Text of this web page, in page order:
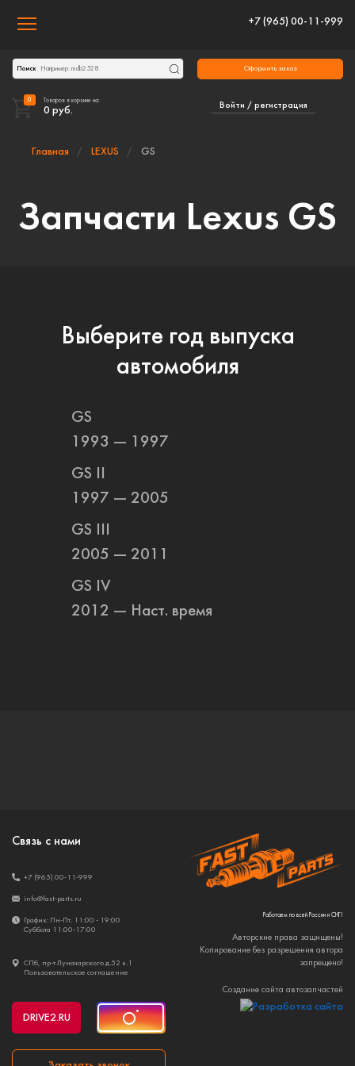
Toggle navigation
+7 (965) 00-11-999
Поиск
Войти / регистрация
0 Товаров в корзине на:
0 руб.
Оформить заказ
Главная LEXUS GS
Запчасти Lexus GS
Выберите год выпуска
автомобиля
GS
1993 — 1997
GS II
1997 — 2005
GS III
2005 — 2011
GS IV
2012 — Наст. время
Связь с нами
+7 (965) 00-11-999
info@fast-parts.ru
График: Пн-Пт. 11:00 - 19:00
Суббота 11:00-17:00
СПб, пр-т Луначарского д.52 к.1
Пользовательское соглашение
DRIVE2.RU
Работаем по всей России и СНГ!
Авторские права защищены!
Копирование без разрешения автора
запрещено!
Создание сайта автозапчастей